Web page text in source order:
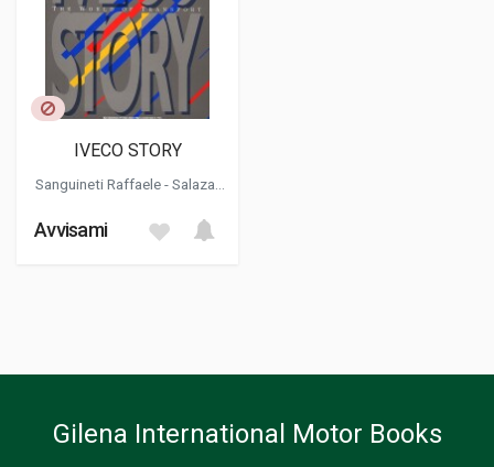
IVECO STORY
Sanguineti Raffaele-Salazar
Avvisami
Gilena International Motor Books